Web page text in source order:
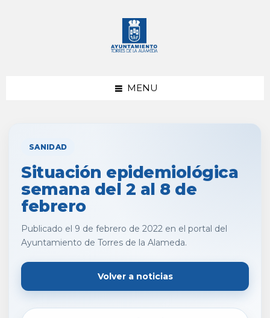
MENU
SANIDAD
Situación epidemiológica
semana del 2 al 8 de
febrero
Publicado el 9 de febrero de 2022 en el portal del
Ayuntamiento de Torres de la Alameda.
Volver a noticias